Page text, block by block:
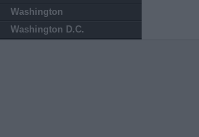
Washington
Washington D.C.